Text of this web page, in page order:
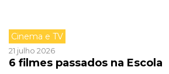
Cinema e TV
21 julho 2026
6 filmes passados na Escola